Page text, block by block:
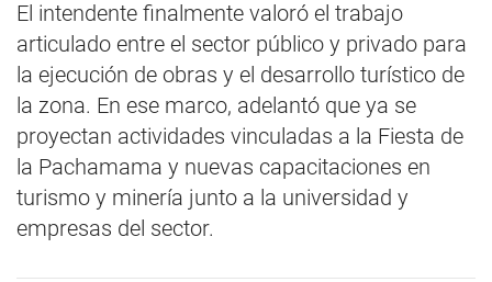
El intendente finalmente valoró el trabajo
articulado entre el sector público y privado para
la ejecución de obras y el desarrollo turístico de
la zona. En ese marco, adelantó que ya se
proyectan actividades vinculadas a la Fiesta de
la Pachamama y nuevas capacitaciones en
turismo y minería junto a la universidad y
empresas del sector.